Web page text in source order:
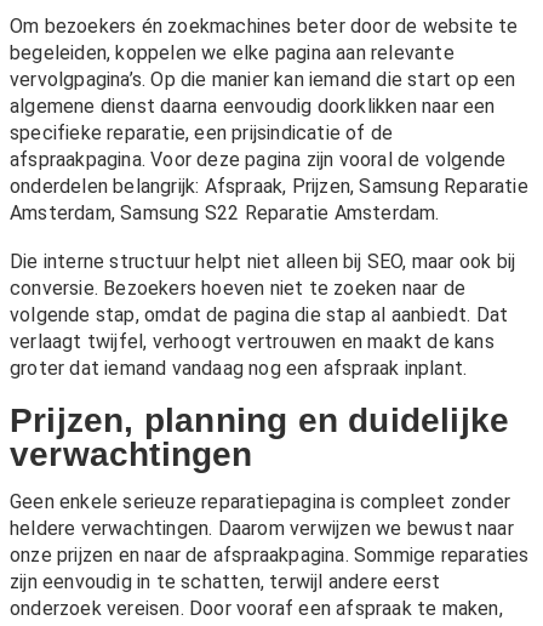
Om bezoekers én zoekmachines beter door de website te
begeleiden, koppelen we elke pagina aan relevante
vervolgpagina’s. Op die manier kan iemand die start op een
algemene dienst daarna eenvoudig doorklikken naar een
specifieke reparatie, een prijsindicatie of de
afspraakpagina. Voor deze pagina zijn vooral de volgende
onderdelen belangrijk: Afspraak, Prijzen,Samsung Reparatie
Amsterdam,Samsung S22 Reparatie Amsterdam.
Die interne structuur helpt niet alleen bij SEO, maar ook bij
conversie. Bezoekers hoeven niet te zoeken naar de
volgende stap, omdat de pagina die stap al aanbiedt. Dat
verlaagt twijfel, verhoogt vertrouwen en maakt de kans
groter dat iemand vandaag nog een afspraak inplant.
Prijzen, planning en duidelijke
verwachtingen
Geen enkele serieuze reparatiepagina is compleet zonder
heldere verwachtingen. Daarom verwijzen we bewust naar
onze prijzen en naar de afspraakpagina. Sommige reparaties
zijn eenvoudig in te schatten, terwijl andere eerst
onderzoek vereisen. Door vooraf een afspraak te maken,